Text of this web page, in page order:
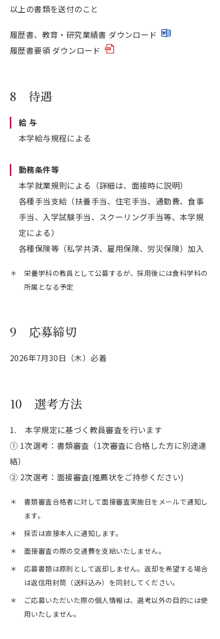
以上の書類を送付のこと
履歴書、教育・研究業績書 ダウンロード
履歴書要領 ダウンロード
8 待遇
給 与
本学給与規程による
勤務条件等
本学就業規則による（詳細は、面接時に説明）
各種手当支給（扶養手当、住宅手当、通勤費、食事
手当、入学試験手当、スクーリング手当等、本学規
定による）
各種保険等（私学共済、雇用保険、労災保険）加入
＊
栄養学科の教員として公募するが、採用後には食科学科の
所属となる予定
9 応募締切
2026年7月30日（木）必着
10 選考方法
1. 本学規定に基づく教員審査を行います
① 1次選考：書類審査（1次審査に合格した方に別途連
絡）
② 2次選考：面接審査(推薦状をご持参ください)
＊
書類審査合格者に対して面接審査実施日をメールで通知し
ます。
＊
採否は直接本人に通知します。
＊
面接審査の際の交通費を支給いたしません。
＊
応募書類は原則として返却しません。返却を希望する場合
は返信用封筒（送料込み）を同封してください。
＊
ご応募いただいた際の個人情報は、選考以外の目的には使
用いたしません。